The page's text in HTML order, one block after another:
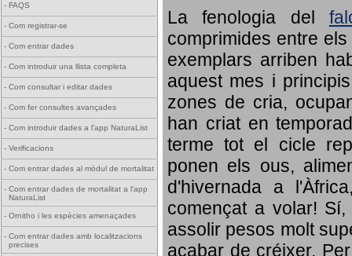
- FAQS
- Com registrar-se
- Com entrar dades
- Com introduir una llista completa
- Com consultar i editar dades
- Com fer consultes avançades
- Com introduir dades a l'app NaturaList
- Verificacions
- Com entrar dades al mòdul de mortalitat
- Com entrar dades de mortalitat a l'app
NaturaList
- Ornitho i les espècies amenaçades
- Com entrar dades amb localitzacions
precises
La fenologia del
comprimides entre
exemplars arriben
aquest mes i
zones de cria,
han criat en
terme tot el cicle
ponen els ous,
d'hivernada a
començat a volar!
assolir pesos molt
acabar de créixer.